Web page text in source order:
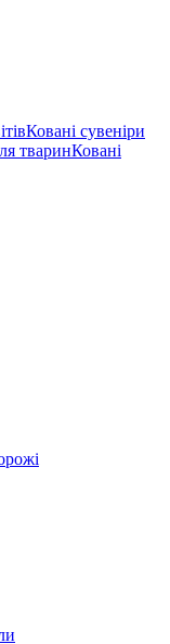
Ковані сувеніри
тваринКовані